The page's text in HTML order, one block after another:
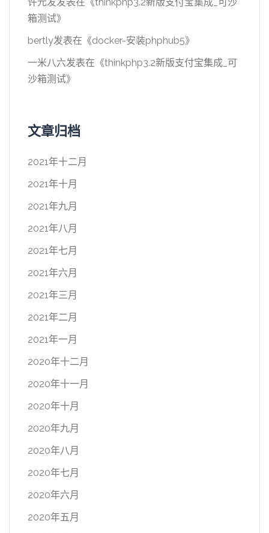
箱测试》
bertly发表在《docker-安装phphub5》
一米八六发表在《thinkphp3.2新版支付宝集成_可
沙箱测试》
文章归档
2021年十二月
2021年十月
2021年九月
2021年八月
2021年七月
2021年六月
2021年三月
2021年二月
2021年一月
2020年十二月
2020年十一月
2020年十月
2020年九月
2020年八月
2020年七月
2020年六月
2020年五月